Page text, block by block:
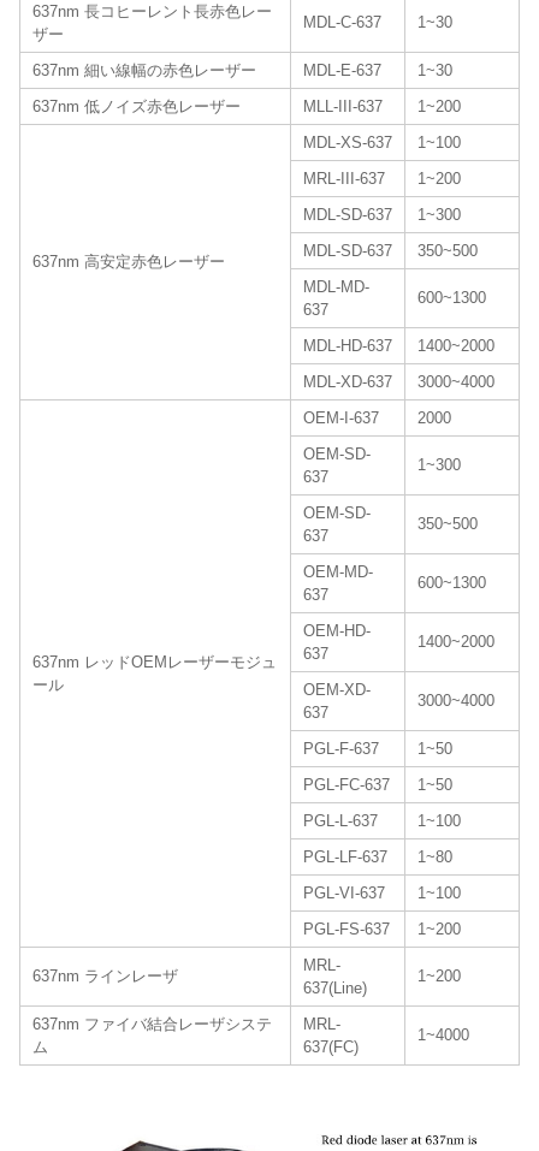
637nm 長コヒーレント長赤色レー
ザー
MDL-C-637 1~30
637nm 細い線幅の赤色レーザー MDL-E-637
1~30
637nm 低ノイズ赤色レーザー
MLL-III-637 1~200
637nm 高安定赤色レーザー
MDL-XS-637
1~100
MRL-III-637
1~200
MDL-SD-637
1~300
MDL-SD-637
350~500
MDL-MD-
637
600~1300
MDL-HD-637
1400~2000
MDL-XD-637
3000~4000
637nm レッドOEMレーザーモジュ
ール
OEM-I-637
2000
OEM-SD-
637
1~300
OEM-SD-
637
350~500
OEM-MD-
637
600~1300
OEM-HD-
637
1400~2000
OEM-XD-
637
3000~4000
PGL-F-637
1~50
PGL-FC-637
1~50
PGL-L-637
1~100
PGL-LF-637
1~80
PGL-VI-637
1~100
PGL-FS-637
1~200
637nm ラインレーザ
MRL-
637(Line)
1~200
637nm ファイバ結合レーザシステ
ム
MRL-
637(FC)
1~4000